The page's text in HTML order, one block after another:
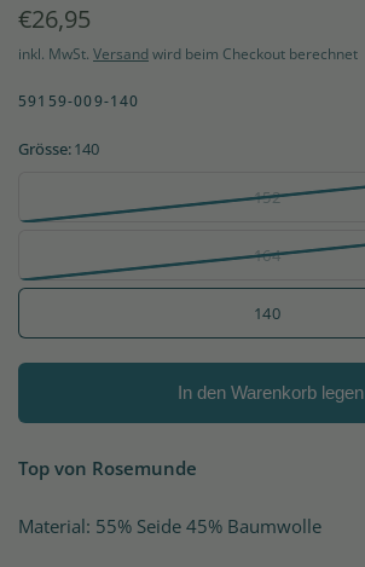
€26,95
inkl. MwSt. Versand wird beim Checkout berechnet
59159-009-140
Grösse:140
152
164
140
In den Warenkorb legen
Top von Rosemunde
Material: 55% Seide 45% Baumwolle